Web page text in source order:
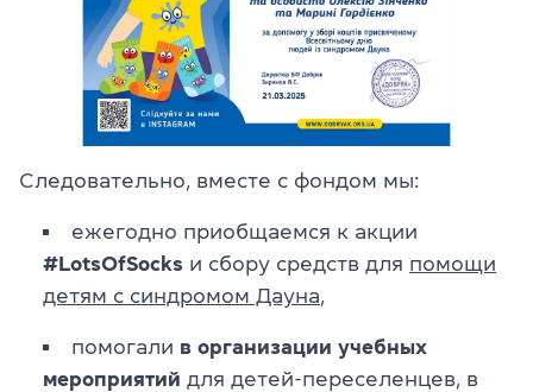
Следовательно, вместе с фондом мы:
ежегодно приобщаемся к акции
#LotsOfSocks и сбору средств для помощи
детям с синдромом Дауна,
помогали в организации учебных
мероприятий для детей-переселенцев, в